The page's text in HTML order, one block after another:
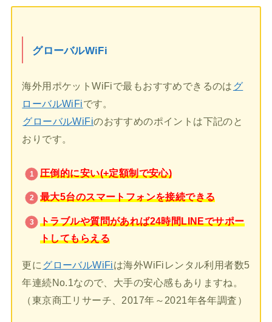
グローバルWiFi
海外用ポケットWiFiで最もおすすめできるのは グ
ローバルWiFiです。
グローバルWiFiのおすすめのポイントは下記のと
おりです。
圧倒的に安い(+定額制で安心)
最大5台のスマートフォンを接続できる
トラブルや質問があれば24時間LINEでサポー
トしてもらえる
更に グローバルWiFiは海外WiFiレンタル利用者数5
年連続No.1なので、大手の安心感もありますね。
（東京商工リサーチ、2017年～2021年各年調査）